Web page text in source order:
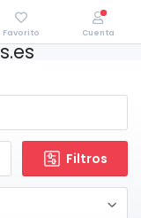
Filtros
Favorito Cuenta